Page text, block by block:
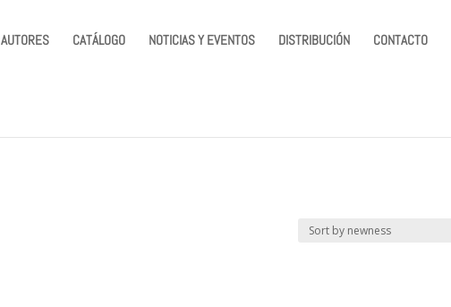
AUTORES CATÁLOGO NOTICIAS Y EVENTOS DISTRIBUCIÓN CONTACTO